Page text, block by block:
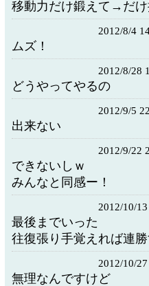
移動力だけ鍛えて→だ
2012/8/4
ムズ！
2012/8/28
どうやってやるの
2012/9/5
出来ない
2012/9/22
できないしｗ
みんなと同感ー！
2012/10/
最後までいった
往復張り手覚えれば連
2012/10/27
無理なんですけど